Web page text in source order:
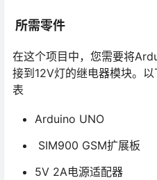
所需零件
在这个项目中，您需要将
接到12V灯的继电器模块。
表
Arduino UNO
SIM900 GSM扩展板
5V 2A电源适配器